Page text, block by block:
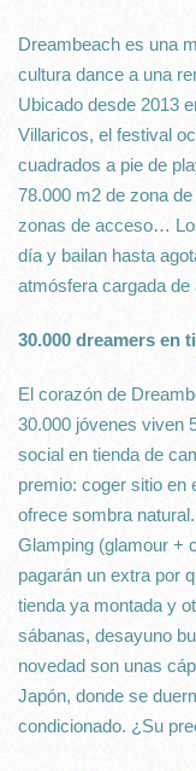
Dreambeach es una
cultura dance a una
Ubicado desde 2013
Villaricos, el festival
cuadrados a pie de
78.000 m2 de zona
zonas de acceso…
día y bailan hasta
atmósfera cargada
30.000 dreamers en
El corazón de
30.000 jóvenes viven
social en tienda de
premio: coger sitio en
ofrece sombra
Glamping (glamour +
pagarán un extra por
tienda ya montada y
sábanas, desayuno
novedad son unas
Japón, donde se
condicionado. ¿Su